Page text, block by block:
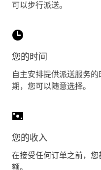
可以步行派送。
您的时间
自主安排提供派送服务
期，您可以随意选择。
您的收入
在接受任何订单之前，
额。